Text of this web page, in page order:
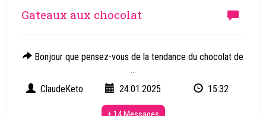
Gateaux aux chocolat
Bonjour que pensez-vous de la tendance du chocolat de
...
ClaudeKeto
24.01.2025 15:32